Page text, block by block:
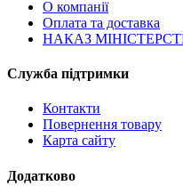
О компанії
Оплата та доставка
НАКАЗ
Служба підтримки
Контакти
Повернення товару
Карта сайту
Додатково